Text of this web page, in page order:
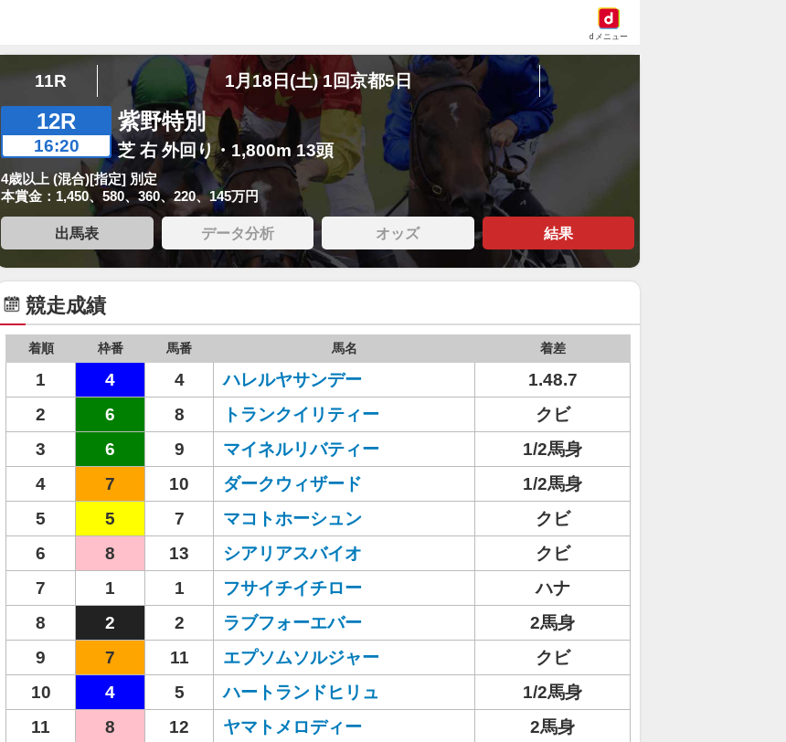
dメニュー
11R 1月18日(土) 1回京都5日
12R
16:20
紫野特別
芝 右 外回り・1,800m 13頭
4歳以上 (混合)[指定] 別定
本賞金：1,450、580、360、220、145万円
出馬表 データ分析 オッズ 結果
競走成績
着順 枠番 馬番 馬名 着差
1 4 4 ハレルヤサンデー
1.48.7
2
6 8 トランクイリティー
クビ
3
6 9 マイネルリバティー
1/2馬身
4
7 10 ダークウィザード
1/2馬身
5
5 7 マコトホーシュン
クビ
6
8 13 シアリアスバイオ
クビ
7
1 1 フサイチイチロー
ハナ
8
2 2 ラブフォーエバー
2馬身
9
7 11 エプソムソルジャー
クビ
10
4 5 ハートランドヒリュ
1/2馬身
11
8 12 ヤマトメロディー
2馬身